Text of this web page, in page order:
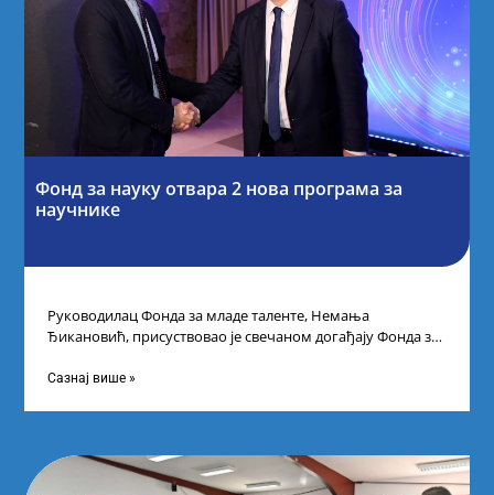
Фонд за науку отвара 2 нова програма за
научнике
Руководилац Фонда за младе таленте, Немања
Ђикановић, присуствовао је свечаном догађају Фонда за
Сазнај више »